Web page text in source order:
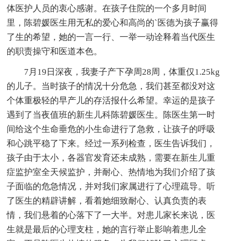
体医护人员的衷心感谢。在孩子住院的一个多月时间
里，陈碧媛医生用无私的爱心和高尚的`医德为孩子赢得
了生的希望，她的一言一行、一举一动诠释着当代医生
的职责操守和医道本色。
7月19日深夜，我妻子产下孕周28周，体重仅1.25kg
的儿子。当时孩子的情况十分危急，我们甚至都没对这
个体重极轻的早产儿的存活报什么希望。幸运的是孩子
遇到了当夜值班的新生儿科陈碧媛医生。陈医生第一时
间给这个生命垂危的小生命进行了急救，让孩子的呼吸
和心跳平稳了下来。经过一系列检查，医生告诉我们，
孩子由于太小，各器官发育还未成熟，需要在新生儿重
症监护室全天候监护，并耐心、热情地为我们介绍了孩
子面临的危急情况，并对我们家属进行了心理疏导。听
了医生的精辟讲解，看着她细致耐心、认真负责的表
情，我们悬着的心落下了一大半。对患儿家长来说，医
生就是最后的心理支柱，她的言行举止影响着患儿全